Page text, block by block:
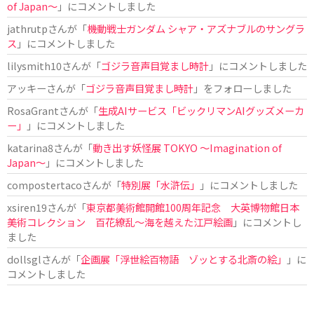
of Japan〜」にコメントしました
jathrutpさんが「機動戦士ガンダム シャア・アズナブルのサングラ
ス 」にコメントしました
lilysmith10さんが「ゴジラ音声目覚まし時計」にコメントしました
アッキーさんが「ゴジラ音声目覚まし時計」をフォローしました
RosaGrantさんが「生成AIサービス「ビックリマンAIグッズメーカ
ー」
」にコメントしました
katarina8さんが「動き出す妖怪展 TOKYO 〜Imagination of
Japan〜」にコメントしました
compostertacoさんが「特別展「水滸伝」
」にコメントしました
xsiren19さんが「東京都美術館開館100周年記念 大英博物館日本
美術コレクション 百花繚乱～海を越えた江戸絵画」にコメントし
ました
dollsglさんが「企画展「浮世絵百物語 ゾッとする北斎の絵」
」に
コメントしました